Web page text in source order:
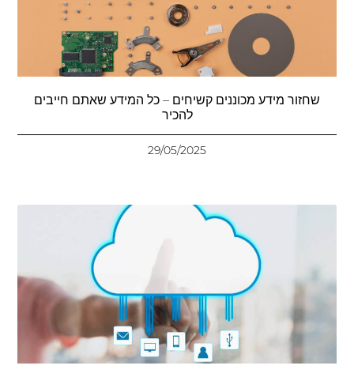
שחזור מידע מכוננים קשיחים – כל המידע שאתם חייבים
להכיר
29/05/2025